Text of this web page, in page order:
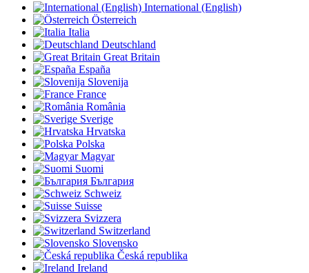
International (English)
Österreich
Italia
Deutschland
Great Britain
España
Slovenija
France
România
Sverige
Hrvatska
Polska
Magyar
Suomi
България
Schweiz
Suisse
Svizzera
Switzerland
Slovensko
Česká republika
Ireland